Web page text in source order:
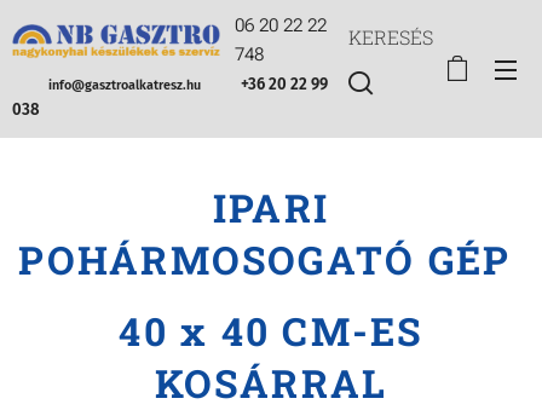
06 20 22 22
748
info@gasztroalkatresz.hu
+36 20 22 99
038
KERESÉS
IPARI
POHÁRMOSOGATÓ GÉP
40 x 40 CM-ES
KOSÁRRAL